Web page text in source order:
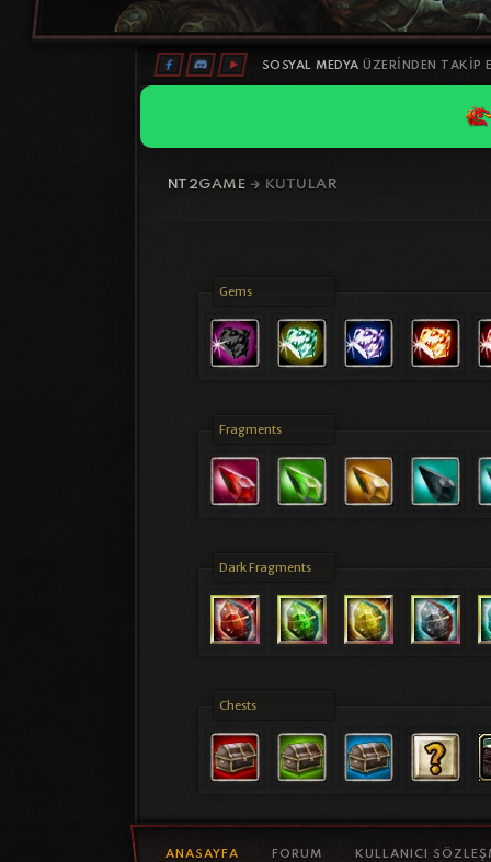
SOSYAL MEDYA ÜZERINDEN TAKIP
NT2GAME 🡲 KUTULAR
Gems
Fragments
Dark Fragments
Chests
ANASAYFA FORUM KULLANICI